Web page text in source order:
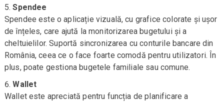
Spendee
Spendee este o aplicație vizuală, cu grafice colorate și ușor
de înțeles, care ajută la monitorizarea bugetului și a
cheltuielilor. Suportă sincronizarea cu conturile bancare din
România, ceea ce o face foarte comodă pentru utilizatori. În
plus, poate gestiona bugetele familiale sau comune.
Wallet
Wallet este apreciată pentru funcția de planificare a